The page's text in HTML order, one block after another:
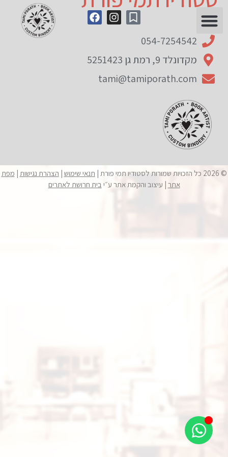
לתוכן
054-7254542
מקדונלד 9, רמת גן 5251423
tami@tamiporath.com
© 2026 כל הזכויות שמורות לסטודיו תמי פורת | תנאי שימוש | הצהרת נגישות | מפת
אתר | עיצוב והקמת אתר ע״י בית חרושת לאתרים